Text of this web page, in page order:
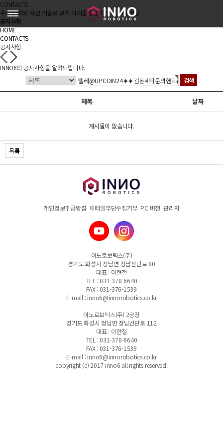
CONTACTS
우수 인재와 혁신 기술로 고객 가치를 실현하는 파트너 기업
공지사항
HOME
CONTACTS
공지사항
INNO6의 공지사항을 알려드립니다.
제목 날짜
게시물이 없습니다.
목록
개인정보취급방침 이메일무단수집거부 PC 버전 관리자
이노로보틱스(주)
경기도 화성시 정남면 정남산단로 80
대표 : 이현철
TEL : 031-378-6640
FAX : 031-376-1539
E-mail : inno6@innorobotics.co.kr
이노로보틱스(주) 2공장
경기도 화성시 정남면 정남산단로 112
대표 : 이현철
TEL : 031-378-6640
FAX : 031-376-1539
E-mail : inno6@innorobotics.co.kr
copyright (c) 2017 inno6 all rights reserved.